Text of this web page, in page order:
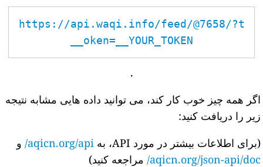
https://api.waqi.info/feed/@7658/?t
oken=__YOUR_TOKEN__
.
اگر همه چیز خوب کار کند، می توانید داده هایی مشابه نتیجه
زیر را دریافت کنید:
(برای اطلاعات بیشتر در مورد API، به
aqicn.org/api/ و
aqicn.org/json-api/doc/ مراجعه کنید)